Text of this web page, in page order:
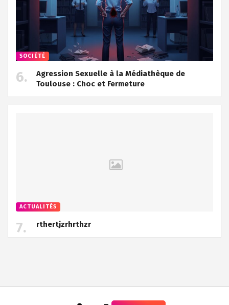
SOCIÉTÉ
Agression Sexuelle à la Médiathèque de
Toulouse : Choc et Fermeture
ACTUALITÉS
rthertjzrhrthzr